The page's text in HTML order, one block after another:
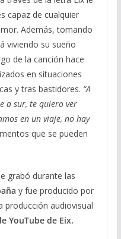
capaz de cualquier
Además, tomando
viviendo su sueño
de la canción hace
en situaciones
y tras bastidores. “A
a sur, te quiero ver
en un viaje, no hay
que se pueden
grabó durante las
y fue producido por
producción audiovisual
YouTube de Eix.